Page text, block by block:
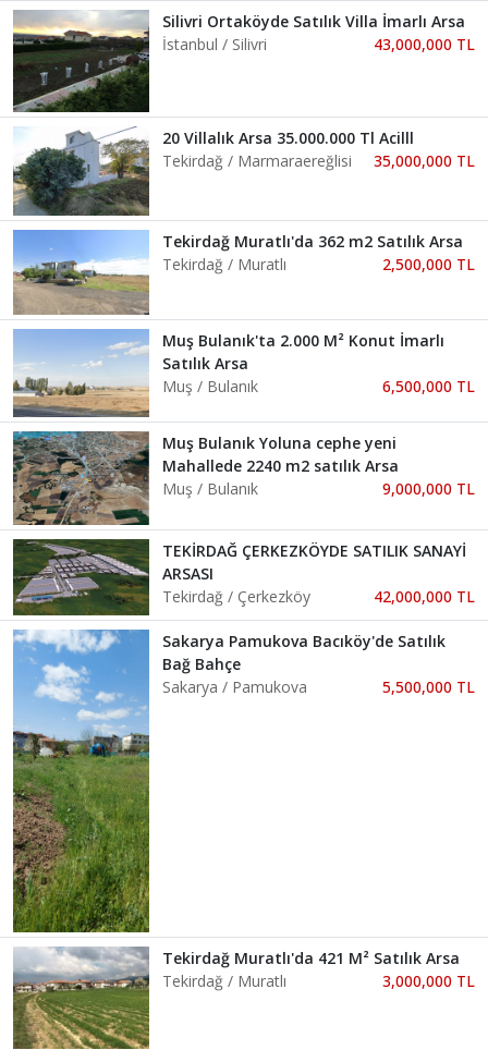
Silivri Ortaköyde Satılık Villa İmarlı Arsa
İstanbul / Silivri
43,000,000 TL
20 Villalık Arsa 35.000.000 Tl Acilll
Tekirdağ / Marmaraereğlisi
35,000,000 TL
Tekirdağ Muratlı'da 362 m2 Satılık Arsa
Tekirdağ / Muratlı
2,500,000 TL
Muş Bulanık'ta 2.000 M² Konut İmarlı
Satılık Arsa
Muş / Bulanık
6,500,000 TL
Muş Bulanık Yoluna cephe yeni
Mahallede 2240 m2 satılık Arsa
Muş / Bulanık
9,000,000 TL
TEKİRDAĞ ÇERKEZKÖYDE SATILIK SANAYİ
ARSASI
Tekirdağ / Çerkezköy
42,000,000 TL
Sakarya Pamukova Bacıköy'de Satılık
Bağ Bahçe
Sakarya / Pamukova
5,500,000 TL
Tekirdağ Muratlı'da 421 M² Satılık Arsa
Tekirdağ / Muratlı
3,000,000 TL